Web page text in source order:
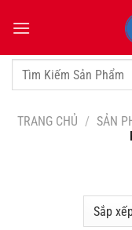
qua
dungTìm
TRANG CHỦ / SẢN